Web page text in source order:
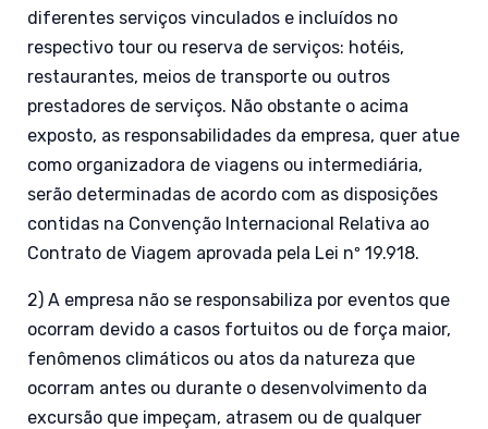
diferentes serviços vinculados e incluídos no
respectivo tour ou reserva de serviços: hotéis,
restaurantes, meios de transporte ou outros
prestadores de serviços. Não obstante o acima
exposto, as responsabilidades da empresa, quer atue
como organizadora de viagens ou intermediária,
serão determinadas de acordo com as disposições
contidas na Convenção Internacional Relativa ao
Contrato de Viagem aprovada pela Lei nº 19.918.
2) A empresa não se responsabiliza por eventos que
ocorram devido a casos fortuitos ou de força maior,
fenômenos climáticos ou atos da natureza que
ocorram antes ou durante o desenvolvimento da
excursão que impeçam, atrasem ou de qualquer